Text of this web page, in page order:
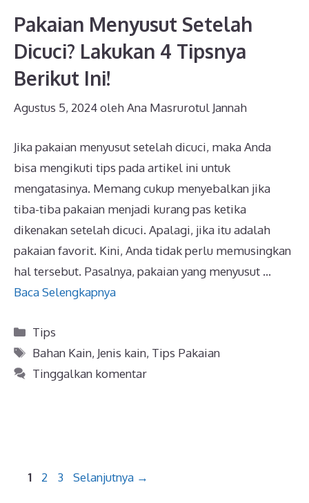
Pakaian Menyusut Setelah
Dicuci? Lakukan 4 Tipsnya
Berikut Ini!
Agustus 5, 2024olehAna Masrurotul Jannah
Jika pakaian menyusut setelah dicuci, maka Anda
bisa mengikuti tips pada artikel ini untuk
mengatasinya. Memang cukup menyebalkan jika
tiba-tiba pakaian menjadi kurang pas ketika
dikenakan setelah dicuci. Apalagi, jika itu adalah
pakaian favorit. Kini, Anda tidak perlu memusingkan
hal tersebut. Pasalnya, pakaian yang menyusut …
Baca Selengkapnya
Kategori
Tips
Tag
Bahan Kain, Jenis kain, Tips Pakaian
Tinggalkan komentar
Halaman
1 Halaman
2 Halaman
3 Selanjutnya →